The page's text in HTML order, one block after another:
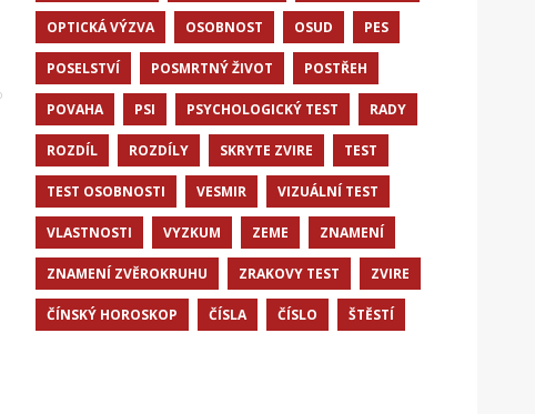
OPTICKÁ VÝZVA OSOBNOST OSUD PES
POSELSTVÍ POSMRTNÝ ŽIVOT POSTŘEH
POVAHA PSI PSYCHOLOGICKÝ TEST RADY
ROZDÍL ROZDÍLY SKRYTE ZVIRE TEST
TEST OSOBNOSTI VESMIR VIZUÁLNÍ TEST
VLASTNOSTI VYZKUM ZEME ZNAMENÍ
ZNAMENÍ ZVĚROKRUHU ZRAKOVY TEST ZVIRE
ČÍNSKÝ HOROSKOP ČÍSLA ČÍSLO ŠTĚSTÍ